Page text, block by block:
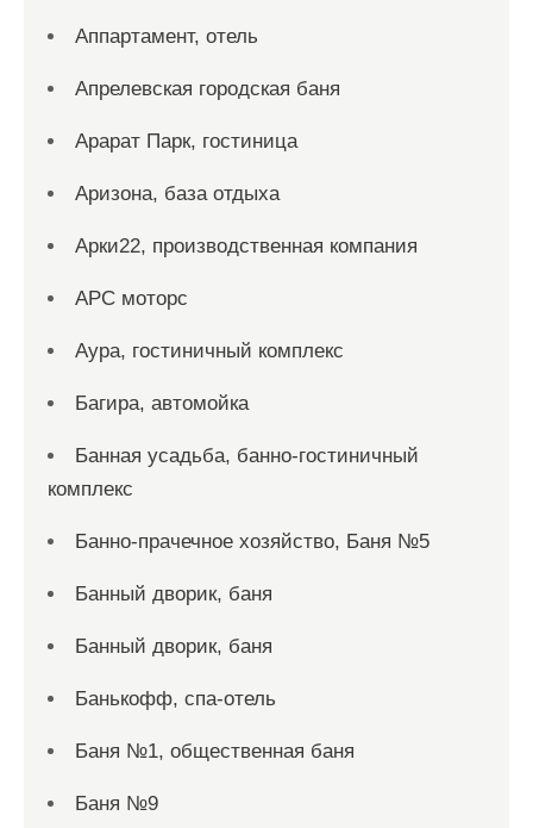
Аппартамент, отель
Апрелевская городская баня
Арарат Парк, гостиница
Аризона, база отдыха
Арки22, производственная компания
АРС моторс
Аура, гостиничный комплекс
Багира, автомойка
Банная усадьба, банно-гостиничный
комплекс
Банно-прачечное хозяйство, Баня №5
Банный дворик, баня
Банный дворик, баня
Банькофф, спа-отель
Баня №1, общественная баня
Баня №9